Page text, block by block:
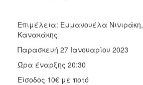
ΠΟΛΙΤΙΣΜΟΣ
ΑΝΘΕΚΤΙΚΗ
ΠΟΛΗ
Επιμέλεια: Εμμανουέλα
Κανακάκης
Παρασκευή 27 Ιανουαρίου 2023
Ώρα έναρξης 20:30
Είσοδος 10€ με ποτό